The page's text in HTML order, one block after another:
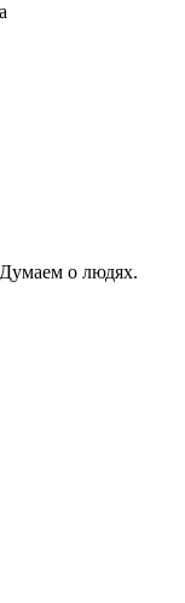
о людях.